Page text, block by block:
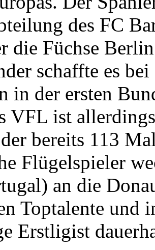
des FC
die Füchse
schaffte es
in der ersten
VFL ist
bereits 113
Flügelspieler
an die
Toptalente und
Erstligist